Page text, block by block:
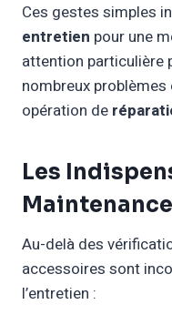
Ces gestes simples
entretien pour une
attention particulière
nombreux
opération de
Les
Au-delà des
accessoires sont
l’entretien :